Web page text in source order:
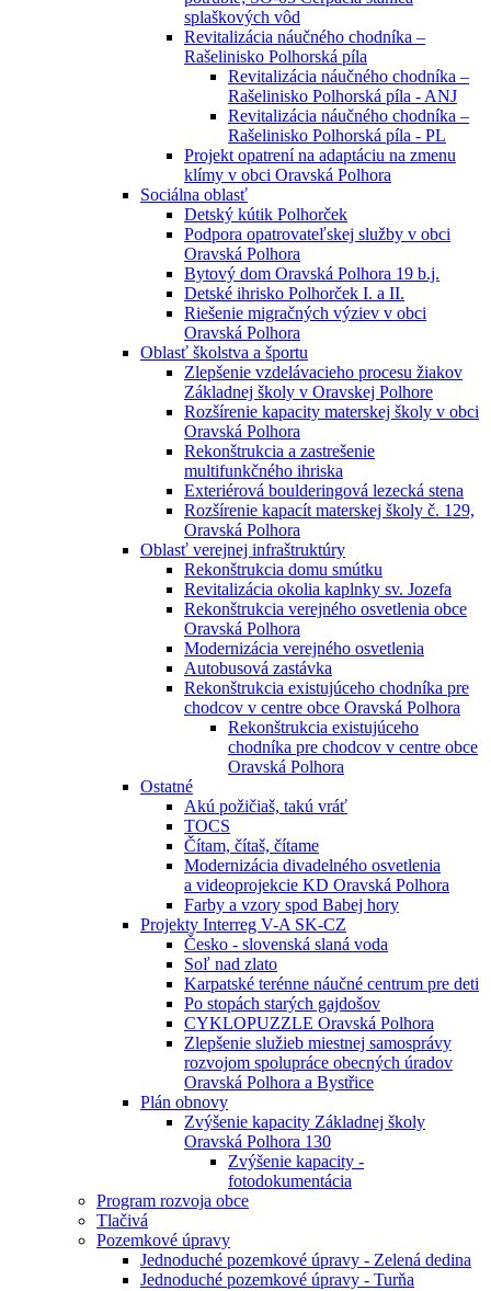
splaškových vôd
Revitalizácia náučného chodníka –
Rašelinisko Polhorská píla
Revitalizácia náučného chodníka –
Rašelinisko Polhorská píla - ANJ
Revitalizácia náučného chodníka –
Rašelinisko Polhorská píla - PL
Projekt opatrení na adaptáciu na zmenu
klímy v obci Oravská Polhora
Sociálna oblasť
Detský kútik Polhorček
Podpora opatrovateľskej služby v obci
Oravská Polhora
Bytový dom Oravská Polhora 19 b.j.
Detské ihrisko Polhorček I. a II.
Riešenie migračných výziev v obci
Oravská Polhora
Oblasť školstva a športu
Zlepšenie vzdelávacieho procesu žiakov
Základnej školy v Oravskej Polhore
Rozšírenie kapacity materskej školy v obci
Oravská Polhora
Rekonštrukcia a zastrešenie
multifunkčného ihriska
Exteriérová boulderingová lezecká stena
Rozšírenie kapacít materskej školy č. 129,
Oravská Polhora
Oblasť verejnej infraštruktúry
Rekonštrukcia domu smútku
Revitalizácia okolia kaplnky sv. Jozefa
Rekonštrukcia verejného osvetlenia obce
Oravská Polhora
Modernizácia verejného osvetlenia
Autobusová zastávka
Rekonštrukcia existujúceho chodníka pre
chodcov v centre obce Oravská Polhora
Rekonštrukcia existujúceho
chodníka pre chodcov v centre obce
Oravská Polhora
Ostatné
Akú požičiaš, takú vráť
TOCS
Čítam, čítaš, čítame
Modernizácia divadelného osvetlenia
a videoprojekcie KD Oravská Polhora
Farby a vzory spod Babej hory
Projekty Interreg V-A SK-CZ
Česko - slovenská slaná voda
Soľ nad zlato
Karpatské terénne náučné centrum pre deti
Po stopách starých gajdošov
CYKLOPUZZLE Oravská Polhora
Zlepšenie služieb miestnej samosprávy
rozvojom spolupráce obecných úradov
Oravská Polhora a Bystřice
Plán obnovy
Zvýšenie kapacity Základnej školy
Oravská Polhora 130
Zvýšenie kapacity -
fotodokumentácia
Program rozvoja obce
Tlačivá
Pozemkové úpravy
Jednoduché pozemkové úpravy - Zelená dedina
Jednoduché pozemkové úpravy - Turňa